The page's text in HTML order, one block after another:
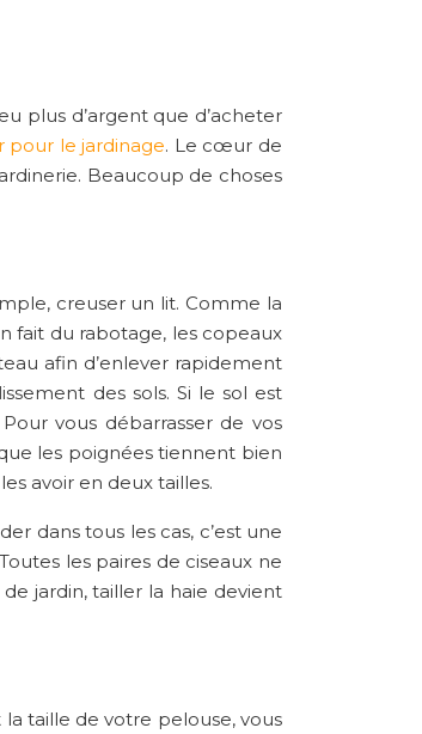
plus d’argent que d’acheter
pour le jardinage. Le cœur de
Beaucoup de choses
creuser un lit. Comme la
fait du rabotage, les copeaux
afin d’enlever rapidement
des sols. Si le sol est
vous débarrasser de vos
les poignées tiennent bien
avoir en deux tailles.
dans tous les cas, c’est une
les paires de ciseaux ne
jardin, tailler la haie devient
taille de votre pelouse, vous